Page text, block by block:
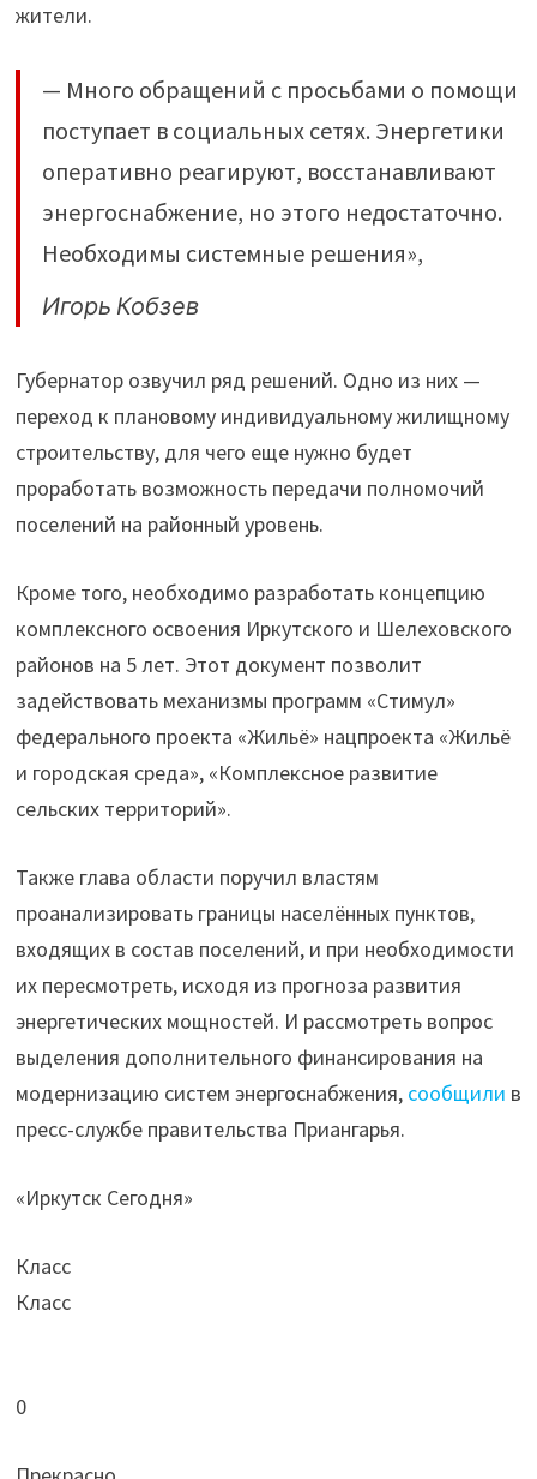
жители.
— Много обращений с просьбами о помощи
поступает в социальных сетях. Энергетики
оперативно реагируют, восстанавливают
энергоснабжение, но этого недостаточно.
Необходимы системные решения»,
Игорь Кобзев
Губернатор озвучил ряд решений. Одно из них —
переход к плановому индивидуальному жилищному
строительству, для чего еще нужно будет
проработать возможность передачи полномочий
поселений на районный уровень.
Кроме того, необходимо разработать концепцию
комплексного освоения Иркутского и Шелеховского
районов на 5 лет. Этот документ позволит
задействовать механизмы программ «Стимул»
федерального проекта «Жильё» нацпроекта «Жильё
и городская среда», «Комплексное развитие
сельских территорий».
Также глава области поручил властям
проанализировать границы населённых пунктов,
входящих в состав поселений, и при необходимости
их пересмотреть, исходя из прогноза развития
энергетических мощностей. И рассмотреть вопрос
выделения дополнительного финансирования на
модернизацию систем энергоснабжения, сообщили в
пресс-службе правительства Приангарья.
«Иркутск Сегодня»
Класс
Класс
0